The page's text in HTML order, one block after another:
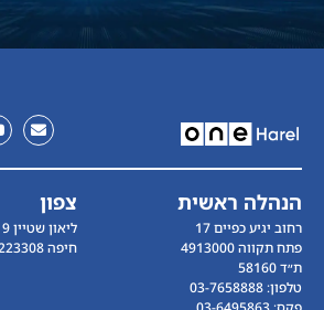
הנהלה ראשית
רחוב יגיע כפיים 17
פתח תקווה 4913000
ת״ד 58160
טלפון׃ 03-7658888
צפון
ליאון שטיין 9
חיפה 3223308